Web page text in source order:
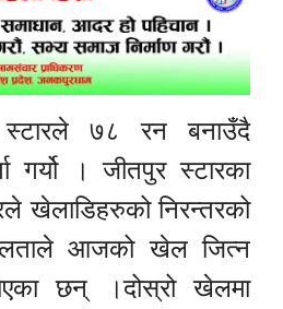
स्टारले ७८ रन बनाउँदै
गर्यो । जीतपुर स्टारका
खेलाडिहरुको निरन्तरको
आजको खेल जित्न
छन् ।दोस्रो खेलमा